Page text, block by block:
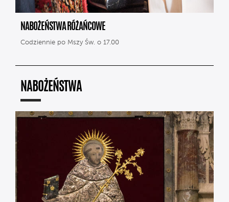
NABOŻEŃSTWA RÓŻAŃCOWE
Codziennie po Mszy Św. o 17.00
NABOŻEŃSTWA